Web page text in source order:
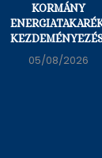
KORMÁNY
05/08/2026